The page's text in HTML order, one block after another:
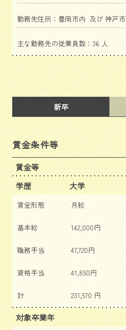
勤務先住所：豊岡市内 及び 神戸市
主な勤務先の従業員数：36 人
新卒
賃金条件等
賃金等
学歴
大学
賃金形態 月給
基本給 142,000円
職務手当 47,720円
資格手当 41,850円
計 231,570 円
対象卒業年